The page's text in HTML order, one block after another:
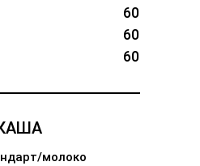
60
60
60
молоко